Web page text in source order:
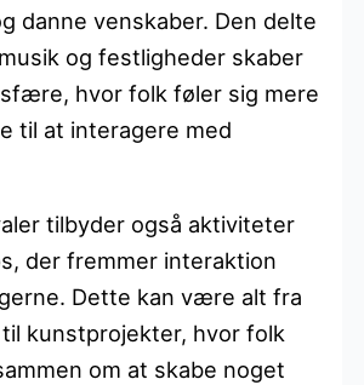
danne venskaber. Den delte
og festligheder skaber
hvor folk føler sig mere
til at interagere med
tilbyder også aktiviteter
der fremmer interaktion
Dette kan være alt fra
kunstprojekter, hvor folk
om at skabe noget